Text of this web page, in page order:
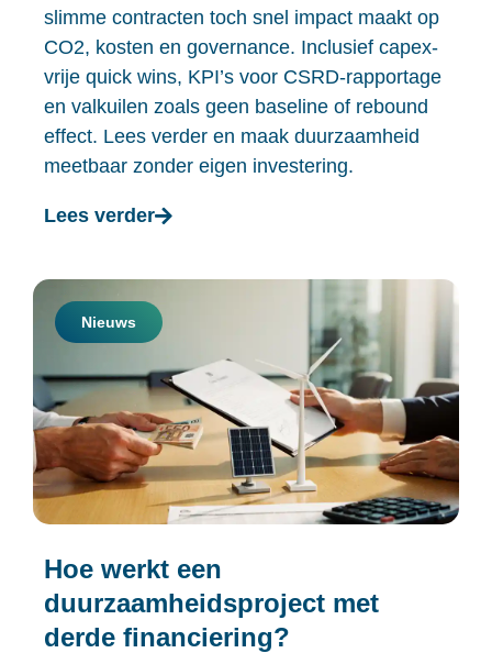
slimme contracten toch snel impact maakt op
CO2, kosten en governance. Inclusief capex-
vrije quick wins, KPI’s voor CSRD-rapportage
en valkuilen zoals geen baseline of rebound
effect. Lees verder en maak duurzaamheid
meetbaar zonder eigen investering.
Lees verder
Nieuws
Hoe werkt een
duurzaamheidsproject met
derde financiering?